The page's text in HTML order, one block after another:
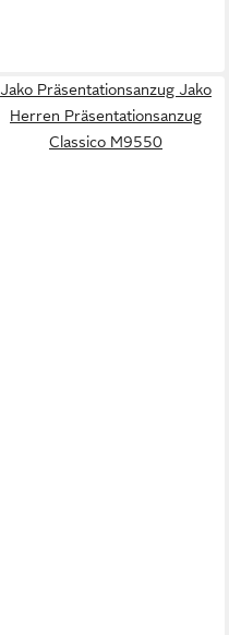
Jako Präsentationsanzug Jako
Herren Präsentationsanzug
Classico M9550